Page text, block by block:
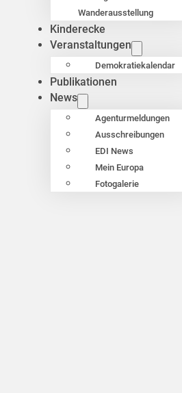
Wanderausstellung
Kinderecke
Veranstaltungen
Demokratiekalendar
Publikationen
News
Agenturmeldungen
Ausschreibungen
EDI News
Mein Europa
Fotogalerie